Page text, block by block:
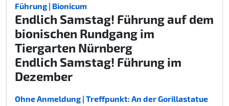
Führung | Bionicum
Endlich Samstag! Führung auf dem
bionischen Rundgang im
Tiergarten Nürnberg
Endlich Samstag! Führung im
Dezember
Ohne Anmeldung | Treffpunkt: An der Gorillastatue